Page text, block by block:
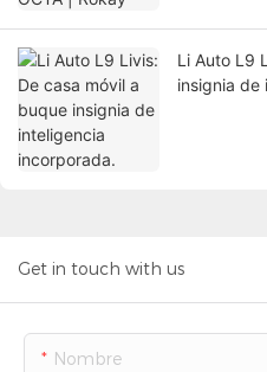
Li Auto L9
insignia de
Get in touch with us
Nombre